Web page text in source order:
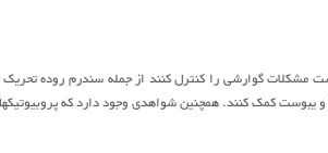
و یبوست کمک کنند. همچنین شواهدی وجود دارد که